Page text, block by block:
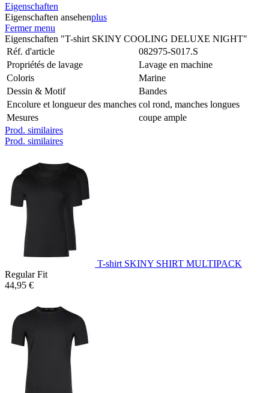
Eigenschaften
Eigenschaften ansehenplus
Fermer menu
Eigenschaften "T-shirt SKINY COOLING DELUXE NIGHT"
Réf. d'article
082975-S017.S
Propriétés de lavage
Lavage en machine
Coloris
Marine
Dessin & Motif
Bandes
Encolure et longueur des manches col rond, manches longues
Mesures
coupe ample
Prod. similaires
Prod. similaires
T-shirt SKINY SHIRT MULTIPACK
Regular Fit
44,95 €